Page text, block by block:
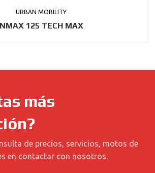
URBAN MOBILITY
NMAX 125 TECH MAX
más
de precios, servicios, motos de
en contactar con nosotros.